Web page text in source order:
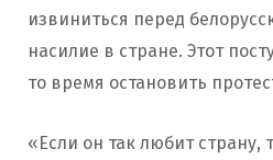
извиниться перед
насилие в стране. Этот
то время остановить
«Если он так любит страну,